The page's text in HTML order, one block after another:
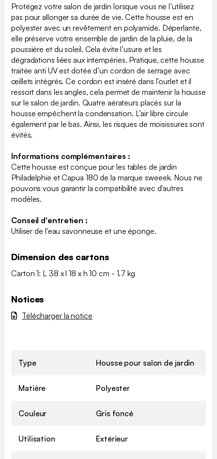
Protégez votre salon de jardin lorsque vous ne l’utilisez
pas pour allonger sa durée de vie. Cette housse est en
polyester avec un revêtement en polyamide. Déperlante,
elle préserve votre ensemble de jardin de la pluie, de la
poussière et du soleil. Cela évite l’usure et les
dégradations liées aux intempéries. Pratique, cette housse
traitée anti UV est dotée d’un cordon de serrage avec
œillets intégrés. Ce cordon est inséré dans l’ourlet et il
ressort dans les angles, cela permet de maintenir la housse
sur le salon de jardin. Quatre aérateurs placés sur la
housse empêchent la condensation. L’air libre circule
également par le bas. Ainsi, les risques de moisissures sont
évités.
Informations complémentaires :
Cette housse est conçue pour les tables de jardin
Philadelphie et Capua 180 de la marque sweeek. Nous ne
pouvons vous garantir la compatibilité avec d'autres
modèles.
Conseil d'entretien :
Utiliser de l'eau savonneuse et une éponge.
Dimension des cartons
Carton 1: L 38 x l 18 x h 10 cm - 1.7 kg
Notices
Télécharger la notice
Type Housse pour salon de jardin
Matière Polyester
Couleur Gris foncé
Utilisation Extérieur